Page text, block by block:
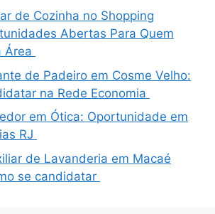
de Cozinha no Shopping
Abertas Para Quem
Área
de Padeiro em Cosme Velho:
na Rede Economia
em Ótica: Oportunidade em
RJ
de Lavanderia em Macaé
se candidatar